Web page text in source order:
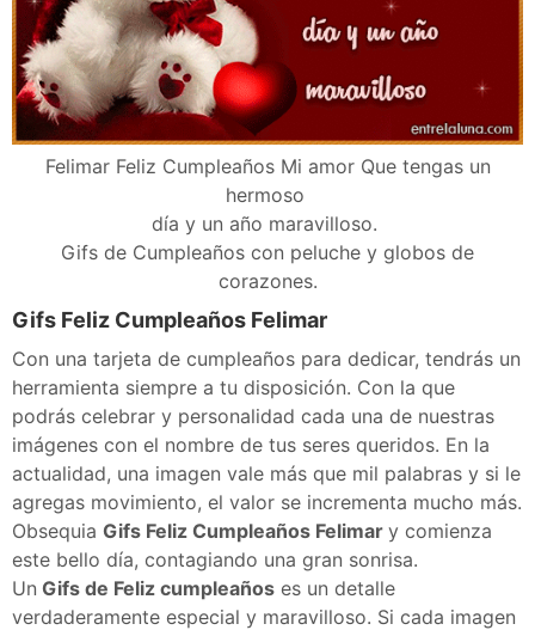
Felimar Feliz Cumpleaños Mi amor Que tengas un
hermoso
día y un año maravilloso.
Gifs de Cumpleaños con peluche y globos de
corazones.
Gifs Feliz Cumpleaños Felimar
Con una tarjeta de cumpleaños para dedicar, tendrás un
herramienta siempre a tu disposición. Con la que
podrás celebrar y personalidad cada una de nuestras
imágenes con el nombre de tus seres queridos. En la
actualidad, una imagen vale más que mil palabras y si le
agregas movimiento, el valor se incrementa mucho más.
Obsequia Gifs Feliz Cumpleaños Felimar y comienza
este bello día, contagiando una gran sonrisa.
Un Gifs de Feliz cumpleaños es un detalle
verdaderamente especial y maravilloso. Si cada imagen